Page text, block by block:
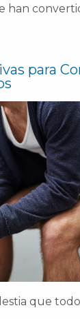
han
para
que